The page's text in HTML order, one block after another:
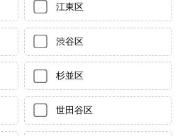
江東区
渋谷区
杉並区
世田谷区